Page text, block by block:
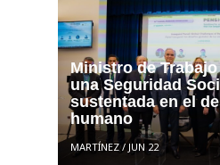
Ministro de
una Seguridad
sustentada en el
humano
MARTÍNEZ/ JUN 22